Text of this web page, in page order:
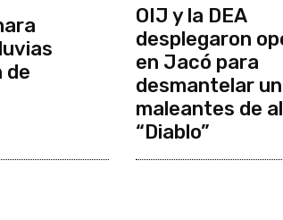
de
OIJ y la DEA
desplegaron
en Jacó para
desmantelar
maleantes de
“Diablo”